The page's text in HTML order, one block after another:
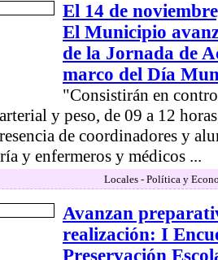
El 14 de
El Municipio
de la Jornada de
marco del Día
"Consistirán en
y peso, de 09 a 12
de coordinadores y
y enfermeros y médicos ...
Locales - Política y
Avanzan
realización: I
Preservación